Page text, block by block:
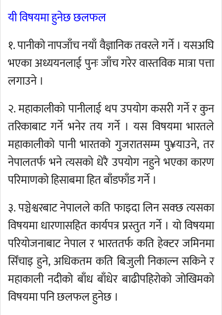
यी विषयमा हुनेछ छलफल
१. पानीको नापजाँच नयाँ वैज्ञानिक तवरले गर्ने । यसअघि
भएका अध्ययनलाई पुनः जाँच गरेर वास्तविक मात्रा पत्ता
लगाउने ।
२. महाकालीको पानीलाई थप उपयोग कसरी गर्ने र कुन
तरिकाबाट गर्ने भनेर तय गर्ने । यस विषयमा भारतले
महाकालीको पानी भारतको गुजरातसम्म पु¥याउने, तर
नेपालतर्फ भने त्यसको धेरै उपयोग नहुने भएका कारण
परिमाणको हिसाबमा हित बाँडफाँड गर्ने ।
३. पञ्चेश्वरबाट नेपालले कति फाइदा लिन सक्छ त्यसका
विषयमा धारणासहित कार्यपत्र प्रस्तुत गर्ने । यो विषयमा
परियोजनाबाट नेपाल र भारततर्फ कति हेक्टर जमिनमा
सिँचाइ हुने, अधिकतम कति बिजुली निकाल्न सकिने र
महाकाली नदीको बाँध बाँधेर बाढीपहिरोको जोखिमको
विषयमा पनि छलफल हुनेछ ।